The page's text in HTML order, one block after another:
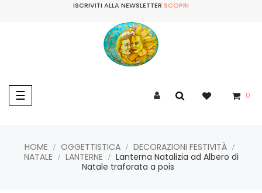
ISCRIVITI ALLA NEWSLETTER SCOPRI
navigazione
Toggle
☰ 0
HOME OGGETTISTICA
DECORAZIONI FESTIVITÀ
NATALE
LANTERNE
Lanterna Natalizia ad Albero di
Natale traforata a pois